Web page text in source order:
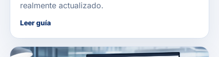
realmente actualizado.
Leer guía